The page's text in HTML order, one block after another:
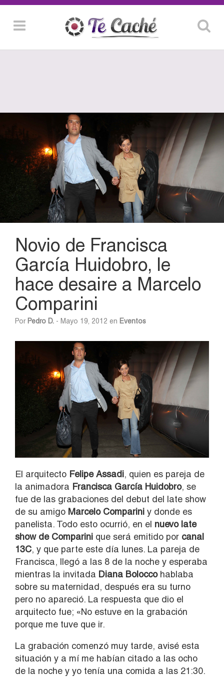
Novio de Francisca
García Huidobro, le
hace desaire a Marcelo
Comparini
Por Pedro D. - Mayo 19, 2012 en Eventos
El arquitecto Felipe Assadi, quien es pareja de
la animadora Francisca García Huidobro, se
fue de las grabaciones del debut del late show
de su amigo Marcelo Comparini y donde es
panelista. Todo esto ocurrió, en el nuevo late
show de Comparini que será emitido por canal
13C, y que parte este día lunes. La pareja de
Francisca, llegó a las 8 de la noche y esperaba
mientras la invitada Diana Boloccohablaba
sobre su maternidad, después era su turno
pero no apareció. La respuesta que dio el
arquitecto fue; «No estuve en la grabación
porque me tuve que ir.
La grabación comenzó muy tarde, avisé esta
situación y a mí me habían citado a las ocho
de la noche y yo tenía una comida a las 21:30.